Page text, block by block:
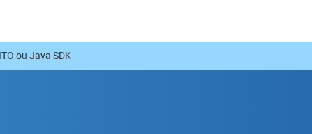
ou Java SDK